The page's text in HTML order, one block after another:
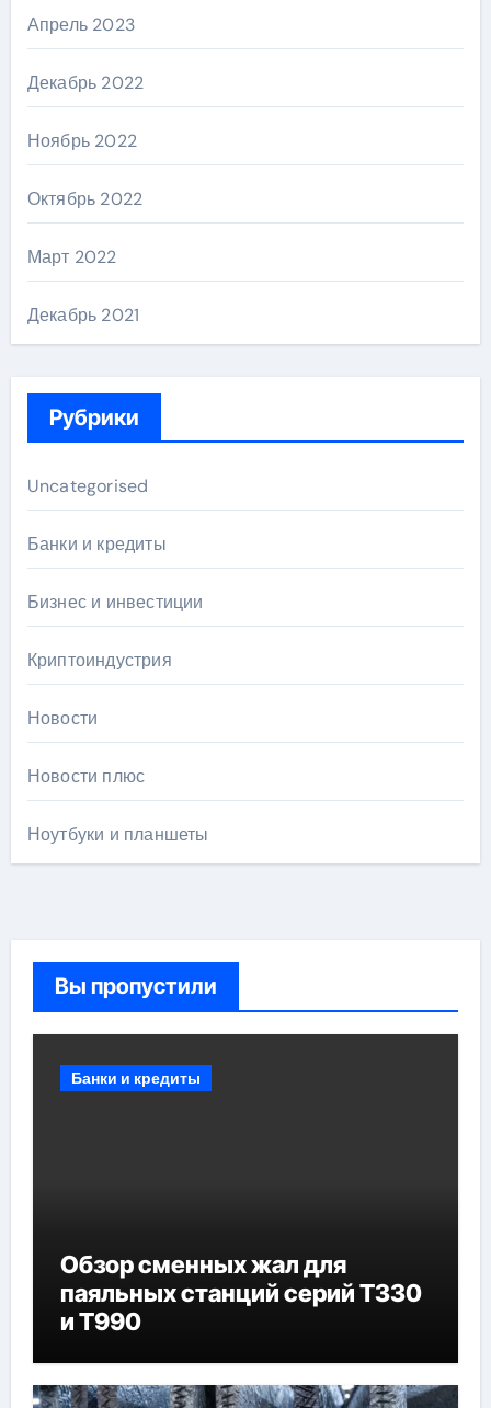
Апрель 2023
Декабрь 2022
Ноябрь 2022
Октябрь 2022
Март 2022
Декабрь 2021
Рубрики
Uncategorised
Банки и кредиты
Бизнес и инвестиции
Криптоиндустрия
Новости
Новости плюс
Ноутбуки и планшеты
Вы пропустили
Банки и кредиты
Обзор сменных жал для
паяльных станций серий T330
и T990